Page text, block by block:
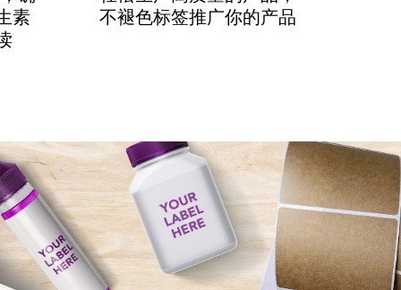
素
不褪色标签推广你的产品